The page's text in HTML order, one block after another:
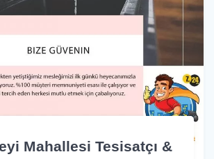
Mahallesi Tesisatçı &